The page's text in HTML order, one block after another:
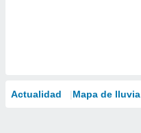
Actualidad Mapa de lluvia